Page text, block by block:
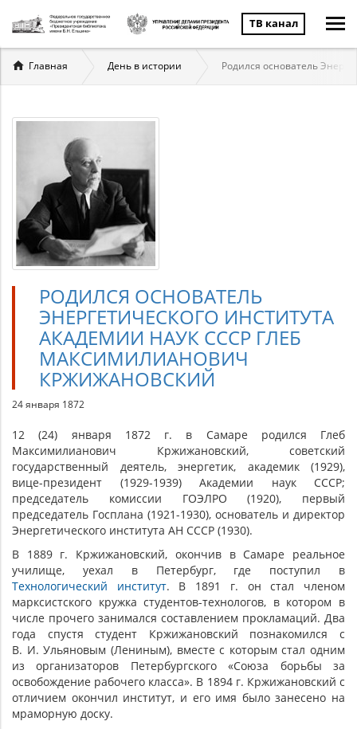
ТВ канал
Вы
здесь
Главная День в истории Родился основатель
РОДИЛСЯ ОСНОВАТЕЛЬ
ЭНЕРГЕТИЧЕСКОГО ИНСТИТУТА
АКАДЕМИИ НАУК СССР ГЛЕБ
МАКСИМИЛИАНОВИЧ
КРЖИЖАНОВСКИЙ
24 января 1872
12 (24) января 1872 г. в Самаре родился Глеб
Максимилианович Кржижановский, советский
государственный деятель, энергетик, академик (1929),
вице-президент (1929-1939) Академии наук СССР;
председатель комиссии ГОЭЛРО (1920), первый
председатель Госплана (1921-1930), основатель и директор
Энергетического института АН СССР (1930).
В 1889 г. Кржижановский, окончив в Самаре реальное
училище, уехал в Петербург, где поступил в
Технологический институт. В 1891 г. он стал членом
марксистского кружка студентов-технологов, в котором в
числе прочего занимался составлением прокламаций. Два
года спустя студент Кржижановский познакомился с
В. И. Ульяновым (Лениным), вместе с которым стал одним
из организаторов Петербургского «Союза борьбы за
освобождение рабочего класса». В 1894 г. Кржижановский с
отличием окончил институт, и его имя было занесено на
мраморную доску.